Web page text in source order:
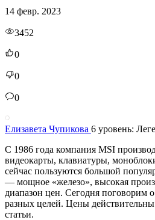
14 февр. 2023
3452
0
0
0
Елизавета Чупикова 6 уровень:
С 1986 года компания MSI
видеокарты, клавиатуры,
сейчас пользуются большой
— мощное «железо», высокая
диапазон цен. Сегодня поговорим
разных целей. Цены
статьи.